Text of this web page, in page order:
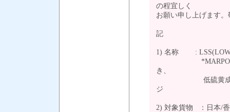
の程宜しく
お願い申し上げます。
記
1) 名称 : LSS(LOW
*MARPOL条約（
き、
低硫黄成分含有
ジ
2) 対象貨物 ：日本/